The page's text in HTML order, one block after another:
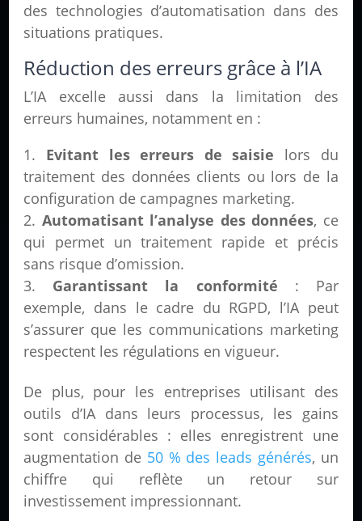
des technologies d’automatisation dans des
situations pratiques.
Réduction des erreurs grâce à l’IA
L’IA excelle aussi dans la limitation des
erreurs humaines, notamment en :
Evitant les erreurs de saisie lors du
traitement des données clients ou lors de la
configuration de campagnes marketing.
Automatisant l’analyse des données, ce
qui permet un traitement rapide et précis
sans risque d’omission.
Garantissant la conformité : Par
exemple, dans le cadre du RGPD, l’IA peut
s’assurer que les communications marketing
respectent les régulations en vigueur.
De plus, pour les entreprises utilisant des
outils d’IA dans leurs processus, les gains
sont considérables : elles enregistrent une
augmentation de 50 % des leads générés, un
chiffre qui reflète un retour sur
investissement impressionnant.